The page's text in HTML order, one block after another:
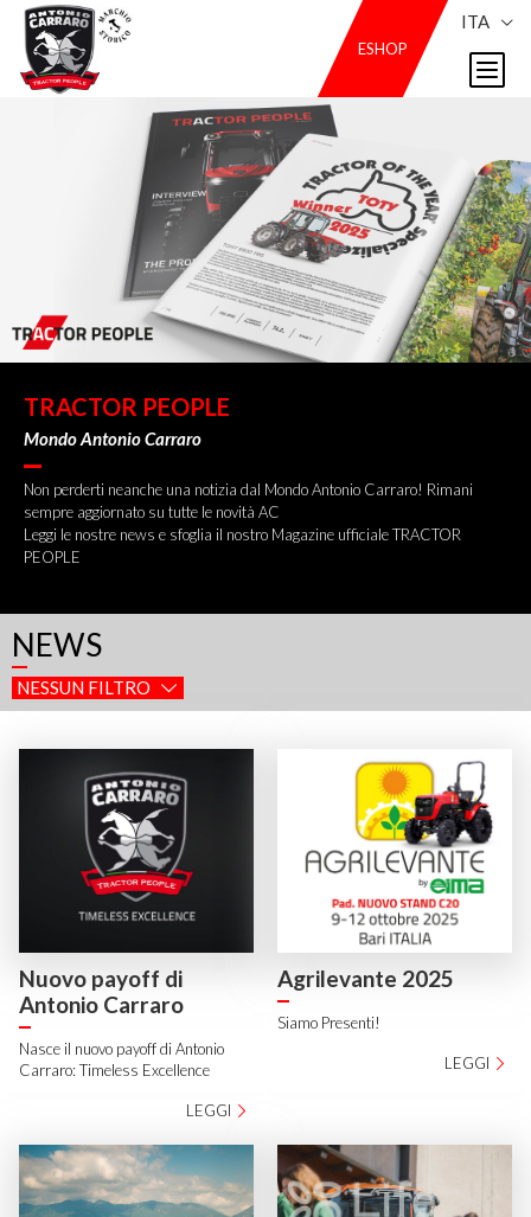
ESHOP
ITA
TRACTOR PEOPLE
Mondo Antonio Carraro
Non perderti neanche una notizia dal Mondo Antonio Carraro! Rimani
sempre aggiornato su tutte le novità AC
Leggi le nostre news e sfoglia il nostro Magazine ufficiale TRACTOR
PEOPLE
NEWS
NESSUN FILTRO
Nuovo payoff di
Antonio Carraro
Nasce il nuovo payoff di Antonio
Carraro: Timeless Excellence
LEGGI
Agrilevante 2025
Siamo Presenti!
LEGGI